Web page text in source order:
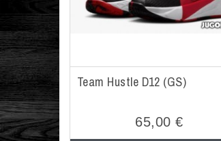
Team Hustle D12 (GS)
65,00 €